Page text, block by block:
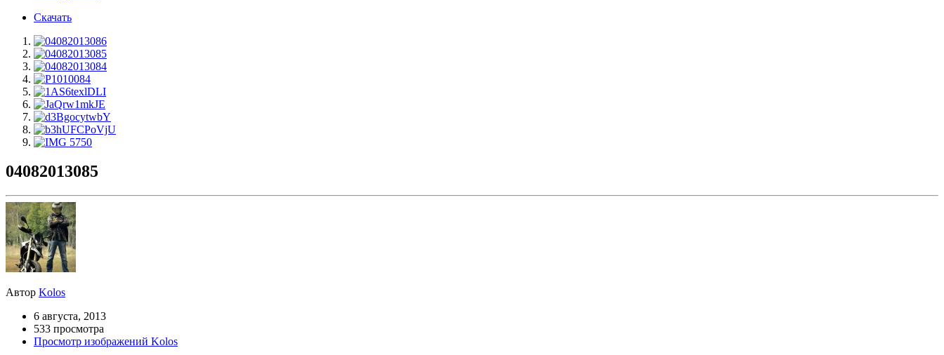
Скачать
04082013085
Автор Kolos
6 августа, 2013
533 просмотра
Просмотр изображений Kolos